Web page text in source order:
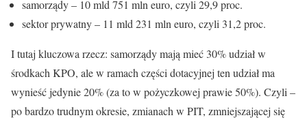
samorządy – 10 mld 751 mln euro, czyli 29,9 proc.
sektor prywatny – 11 mld 231 mln euro, czyli 31,2 proc.
I tutaj kluczowa rzecz: samorządy mają mieć 30% udział w
środkach KPO, ale w ramach części dotacyjnej ten udział ma
wynieść jedynie 20% (za to w pożyczkowej prawie 50%). Czyli –
po bardzo trudnym okresie, zmianach w PIT, zmniejszającej się